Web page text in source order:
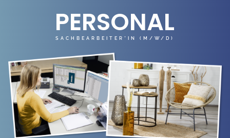
PERSONAL
SACHBEARBEITER*IN (M/W/D)